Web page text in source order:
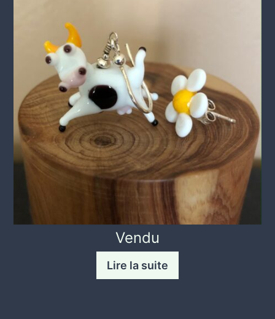
Vendu
Lire la suite